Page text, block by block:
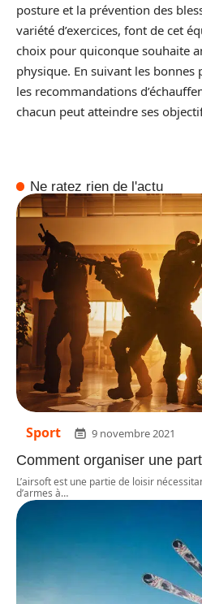
posture et la prévention des
variété d’exercices, font de cet
choix pour quiconque souhaite
physique. En suivant les bonnes
les recommandations
chacun peut atteindre ses
Ne ratez rien de l'actu
Sport 9 novembre 2021
Comment organiser une
L’airsoft est une partie de loisir
d’armes à…